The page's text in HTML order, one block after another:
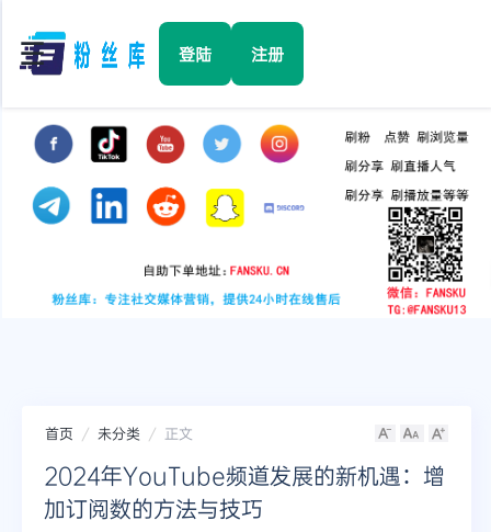
☰ 登陆 注册
Facebook
TikTok
YouTube
Twitter
首页 未分类 正文
2024年YouTube频道发展的新机遇：增
加订阅数的方法与技巧